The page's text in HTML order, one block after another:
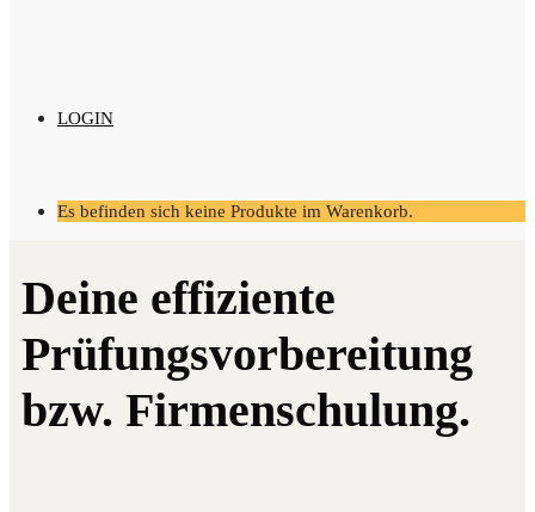
LOGIN
Es befinden sich keine Produkte im Warenkorb.